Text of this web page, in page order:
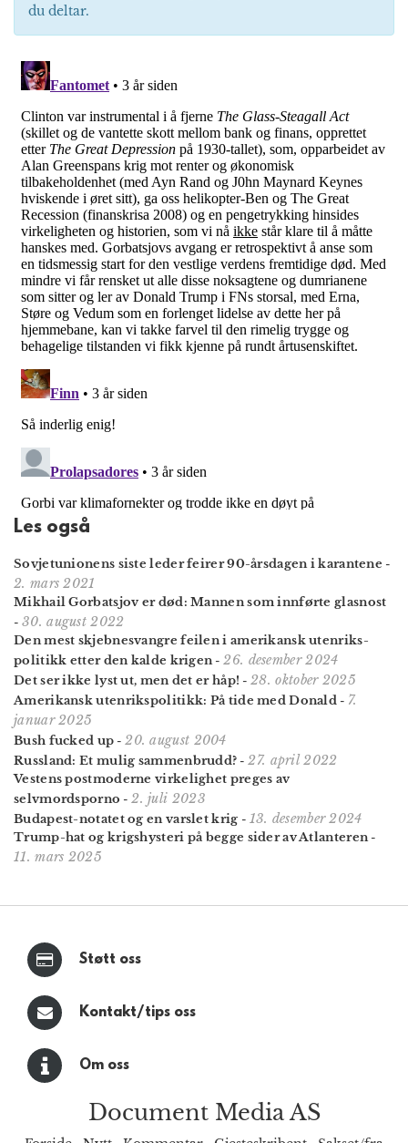
du deltar.
Les også
Sovjetunionens siste leder feirer 90-årsdagen i karantene -
2. mars 2021
Mikhail Gorbatsjov er død: Mannen som innførte glasnost
- 30. august 2022
Den mest skjebne­svangre feilen i amerikansk utenriks­
politikk etter den kalde krigen - 26. desember 2024
Det ser ikke lyst ut, men det er håp! - 28. oktober 2025
Amerikansk utenrikspolitikk: På tide med Donald - 7.
januar 2025
Bush fucked up - 20. august 2004
Russland: Et mulig sammenbrudd? - 27. april 2022
Vestens postmoderne virkelighet preges av
selvmordsporno - 2. juli 2023
Budapest-notatet og en varslet krig - 13. desember 2024
Trump-hat og krigshysteri på begge sider av Atlanteren -
11. mars 2025
Støtt oss
Kontakt/tips oss
Om oss
Document Media AS